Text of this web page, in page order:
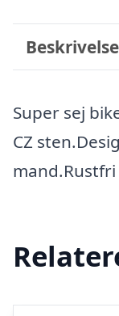
Beskrivelse
Super sej
CZ
mand.Rustfri